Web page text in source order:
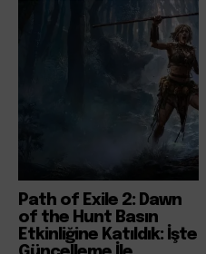
Path of Exile 2: Dawn
of the Hunt Basın
Etkinliğine Katıldık: İşte